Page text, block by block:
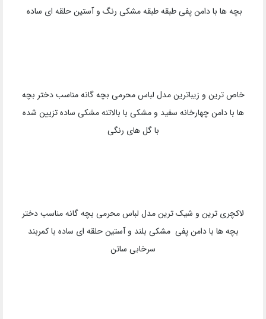
بچه ها با دامن پفی طبقه طبقه مشکی رنگ و آستین حلقه ای ساده
خاص ترین و زیباترین مدل لباس محرمی بچه گانه مناسب دختر بچه
ها با دامن چهارخانه سفید و مشکی با بالاتنه مشکی ساده تزیین شده
با گل های رنگی
لاکچری ترین و شیک ترین مدل لباس محرمی بچه گانه مناسب دختر
بچه ها با دامن پفی مشکی بلند و آستین حلقه ای ساده با کمربند
سرخابی ساتن